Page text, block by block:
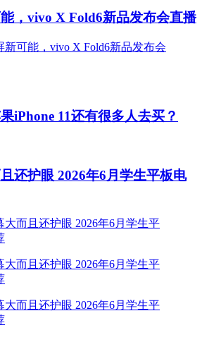
，vivo X Fold6新品发布会直播
iPhone 11还有很多人去买？
还护眼 2026年6月学生平板电